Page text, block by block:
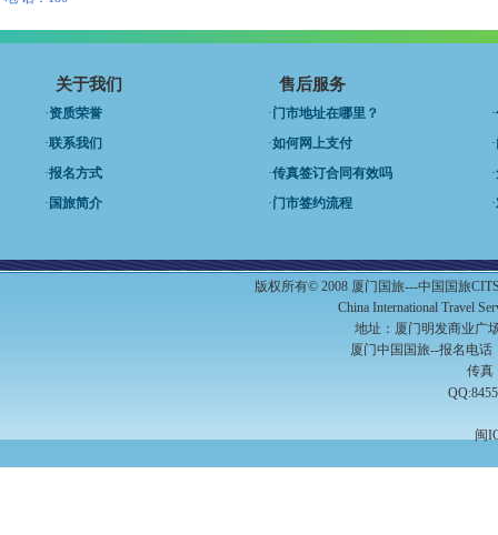
关于我们
·资质荣誉
·联系我们
·报名方式
· 国旅简介
售后服务
·门市地址在哪里？
·如何网上支付
·传真签订合同有效吗
·门市签约流程
·
·
·
·
版权所有© 2008 厦门国旅---中国国旅
China International Travel
地址：厦门明发商业广
厦门中国国旅--报名电
传真
闽